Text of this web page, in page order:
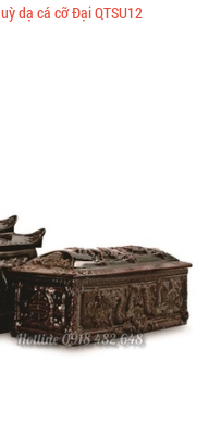
dạ cá cỡ Đại QTSU12